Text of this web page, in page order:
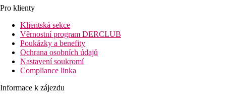
Pro klienty
Klientská sekce
Věrnostní program DERCLUB
Poukázky a benefity
Ochrana osobních údajů
Nastavení soukromí
Compliance linka
Informace k zájezdu